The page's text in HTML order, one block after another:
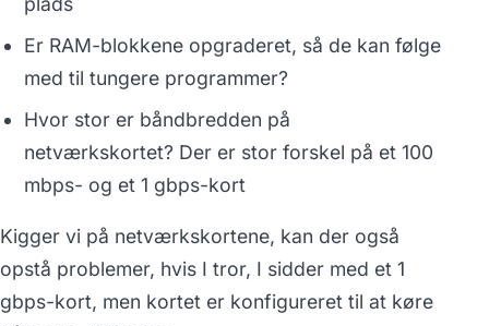
Er RAM-blokkene opgraderet, så de kan følge
med til tungere programmer?
Hvor stor er båndbredden på
netværkskortet? Der er stor forskel på et 100
mbps- og et 1 gbps-kort
Kigger vi på netværkskortene, kan der også
opstå problemer, hvis I tror, I sidder med et 1
gbps-kort, men kortet er konfigureret til at køre